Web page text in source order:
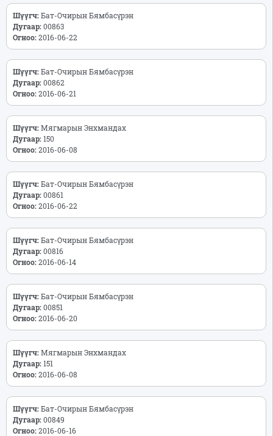
Шүүгч:Бат-Очирын Бямбасүрэн
Дугаар:00863
Огноо:2016-06-22
Шүүгч:Бат-Очирын Бямбасүрэн
Дугаар:00862
Огноо:2016-06-21
Шүүгч:Мягмарын Энхмандах
Дугаар:150
Огноо:2016-06-08
Шүүгч:Бат-Очирын Бямбасүрэн
Дугаар:00861
Огноо:2016-06-22
Шүүгч:Бат-Очирын Бямбасүрэн
Дугаар:00816
Огноо:2016-06-14
Шүүгч:Бат-Очирын Бямбасүрэн
Дугаар:00851
Огноо:2016-06-20
Шүүгч:Мягмарын Энхмандах
Дугаар:151
Огноо:2016-06-08
Шүүгч:Бат-Очирын Бямбасүрэн
Дугаар:00849
Огноо:2016-06-16